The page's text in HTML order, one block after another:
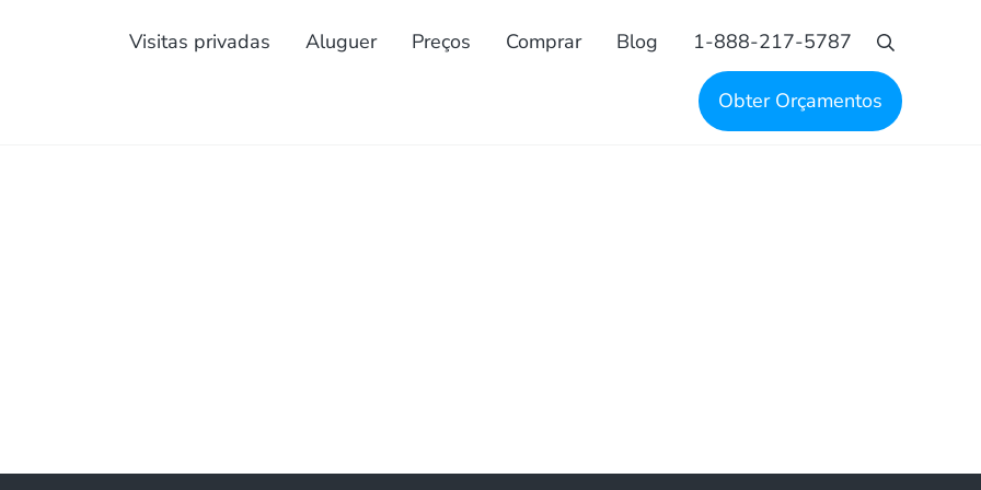
Visitas privadas Aluguer Preços Comprar Blog 1-888-217-5787
Pesquisa
Obter Orçamentos